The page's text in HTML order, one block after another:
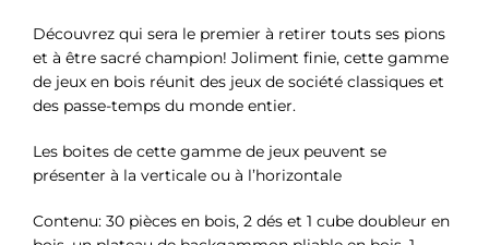
Découvrez qui sera le premier à retirer touts ses pions
et à être sacré champion! Joliment finie, cette gamme
de jeux en bois réunit des jeux de société classiques et
des passe-temps du monde entier.
Les boites de cette gamme de jeux peuvent se
présenter à la verticale ou à l’horizontale
Contenu: 30 pièces en bois, 2 dés et 1 cube doubleur en